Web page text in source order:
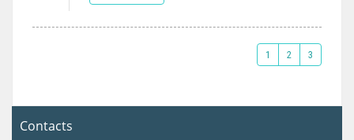
1 2 3
Contacts